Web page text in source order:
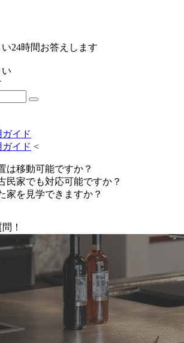
24時間お答えします
<
は移動可能ですか？
民家でも対応可能ですか？
家を見学できますか？